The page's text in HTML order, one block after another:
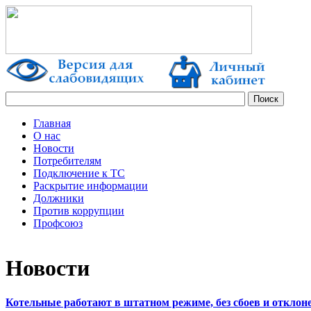
Главная
О нас
Новости
Потребителям
Подключение к ТС
Раскрытие информации
Должники
Против коррупции
Профсоюз
Новости
Котельные работают в штатном режиме, без сбоев и